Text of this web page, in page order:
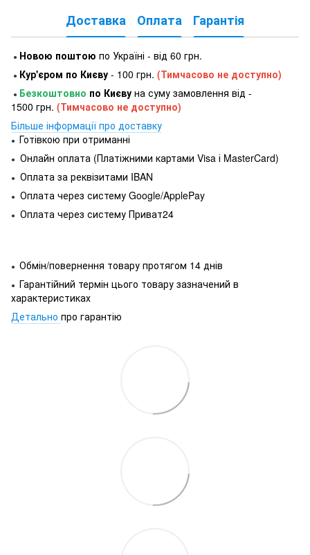
Доставка Оплата Гарантія
● Новою поштою по Україні - від 60 грн.
● Кур'єром по Києву - 100 грн. (Тимчасово не доступно)
● Безкоштовно по Києву на суму замовлення від -
1500 грн. (Тимчасово не доступно)
Більше інформації про доставку
● Готівкою при отриманні
● Онлайн оплата (Платіжними картами Visa і MasterCard)
● Оплата за реквізитами IBAN
● Оплата через систему Google/ApplePay
● Оплата через систему Приват24
● Обмін/повернення товару протягом 14 днів
● Гарантійний термін цього товару зазначений в
характеристиках
Детально про гарантію